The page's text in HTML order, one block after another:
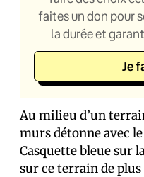
faites un don pour
la durée et
Je
Au milieu d’un
murs détonne avec
Casquette bleue sur
sur ce terrain de